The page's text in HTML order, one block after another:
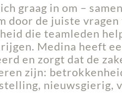
graag in om –
door de juiste
die teamleden
Medina heeft
en zorgt dat de
zijn:
nieuwsgierig,